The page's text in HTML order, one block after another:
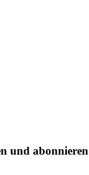
und abonnieren